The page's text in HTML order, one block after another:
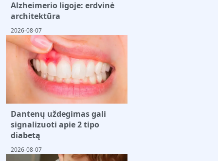
Alzheimerio ligoje: erdvinė
architektūra
2026-08-07
Dantenų uždegimas gali
signalizuoti apie 2 tipo
diabetą
2026-08-07